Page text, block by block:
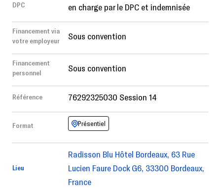
DPC
en charge par le DPC et indemnisée
Financement via
votre employeur
Sous convention
Financement
personnel
Sous convention
Référence 76292325030 Session 14
Format Présentiel
Lieu
Radisson Blu Hôtel Bordeaux, 63 Rue
Lucien Faure Dock G6, 33300 Bordeaux,
France